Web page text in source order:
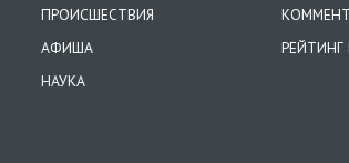
ПРОИСШЕСТВИЯ
АФИША
НАУКА